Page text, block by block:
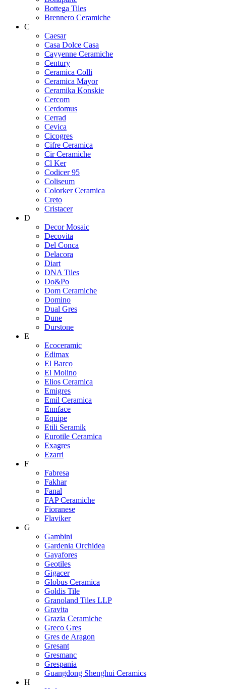
Bottega Tiles
Brennero Ceramiche
C
Caesar
Casa Dolce Casa
Cayyenne Ceramiche
Century
Ceramica Colli
Ceramica Mayor
Ceramika Konskie
Cercom
Cerdomus
Cerrad
Cevica
Cicogres
Cifre Ceramica
Cir Ceramiche
Cl Ker
Codicer 95
Coliseum
Colorker Ceramica
Creto
Cristacer
D
Decor Mosaic
Decovita
Del Conca
Delacora
Diart
DNA Tiles
Do&Po
Dom Ceramiche
Domino
Dual Gres
Dune
Durstone
E
Ecoceramic
Edimax
El Barco
El Molino
Elios Ceramica
Emigres
Emil Ceramica
Ennface
Equipe
Etili Seramik
Eurotile Ceramica
Exagres
Ezarri
F
Fabresa
Fakhar
Fanal
FAP Ceramiche
Fioranese
Flaviker
G
Gambini
Gardenia Orchidea
Gayafores
Geotiles
Gigacer
Globus Ceramica
Goldis Tile
Granoland Tiles LLP
Gravita
Grazia Ceramiche
Greco Gres
Gres de Aragon
Gresant
Gresmanc
Grespania
Guangdong Shenghui Ceramics
H